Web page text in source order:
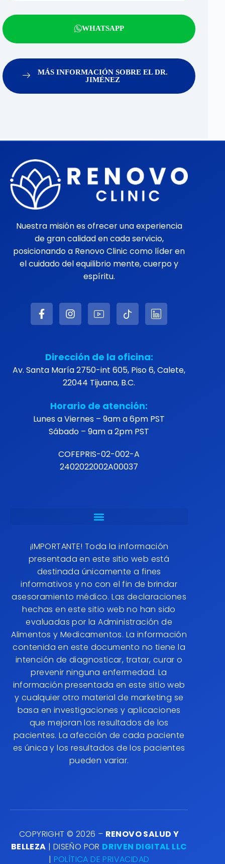
WHATSAPP
MÁS INFORMACIÓN SOBRE EL DR.
JIMÉNEZ
Nuestra misión es ofrecer una experiencia
de gran calidad en cada servicio,
posicionando a Renovo Clinic como líder en
el cuidado del equilibrio mente, cuerpo y
espíritu.
Dirección de la oficina:
Av. Santa María 2750-int 605, Piso 6, Calete,
22044 Tijuana, B.C.
Horario de atención:
Lunes a Viernes – 9am a 6pm PST
Sábado – 9am a 2pm PST
COFEPRIS-02-002-A
2402022002A00037
¡IMPORTANTE! Toda la información
presentada en este sitio web está
destinada únicamente a fines
informativos y no con el fin de brindar
asesoramiento médico. Las declaraciones
hechas en este sitio web no han sido
evaluadas por la Administración de
Alimentos y Medicamentos. La información
contenida en este documento no tiene la
intención de diagnosticar, tratar, curar o
prevenir ninguna enfermedad. La
información presentada en este sitio web
y cualquier otro material de marketing se
basa en investigaciones y aplicaciones
que mejoran los resultados de los
pacientes. La afección de cada paciente
es única y los resultados de los pacientes
pueden variar.
COPYRIGHT © 2026 – RENOVO SALUD Y
BELLEZA | DISEÑO POR DRIVEN DIGITAL LLC
| POLÍTICA DE PRIVACIDAD